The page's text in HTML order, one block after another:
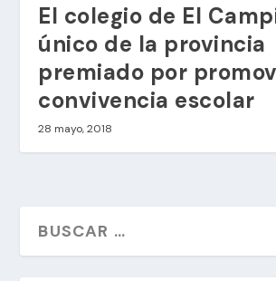
El colegio de El
único de la provincia
premiado por
convivencia escolar
28 mayo, 2018